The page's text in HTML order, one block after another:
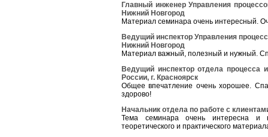
Главный инженер Управления
Нижний Новгород
Материал семинара очень интересный.
Ведущий инспектор Управления
Нижний Новгород
Материал важный, полезный и нужный.
Ведущий инспектор отдела процесса
России, г. Красноярск
Общее впечатление очень хорошее.
здорово!
Начальник отдела по работе с
Тема семинара очень интересна и
теоретического и практического